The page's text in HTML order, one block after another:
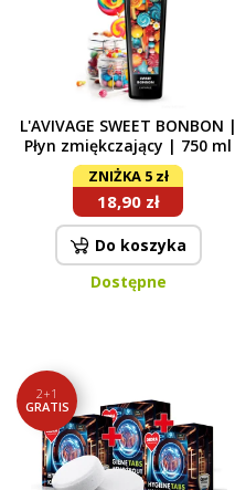
L'AVIVAGE SWEET BONBON |
Płyn zmiękczający | 750 ml
ZNIŻKA 5 zł
18,90 zł
Do koszyka
Dostępne
2+1
GRATIS